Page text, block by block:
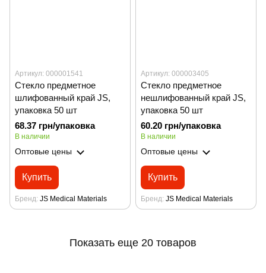
Артикул: 000001541
Стекло предметное
шлифованный край JS,
упаковка 50 шт
68.37 грн/упаковка
В наличии
Оптовые цены
Купить
Бренд JS Medical Materials
Артикул: 000003405
Стекло предметное
нешлифованный край JS,
упаковка 50 шт
60.20 грн/упаковка
В наличии
Оптовые цены
Купить
Бренд JS Medical Materials
Показать еще 20 товаров